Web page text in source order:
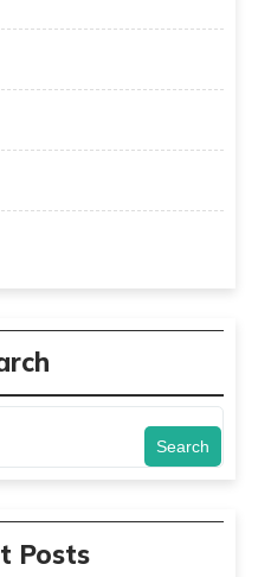
Search
Posts